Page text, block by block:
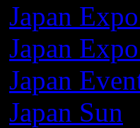
Japan
Japan
Japan
Japan Sun